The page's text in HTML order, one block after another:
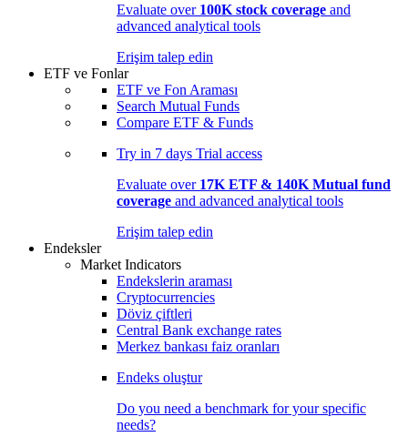
Evaluate over 100K stock coverage and
advanced analytical tools
Erişim talep edin
ETF ve Fonlar
ETF ve Fon Araması
Search Mutual Funds
Compare ETF & Funds
Try in 7 days Trial access
Evaluate over 17K ETF & 140K Mutual fund
coverage and advanced analytical tools
Erişim talep edin
Endeksler
Market Indicators
Endekslerin araması
Cryptocurrencies
Döviz çiftleri
Central Bank exchange rates
Merkez bankası faiz oranları
Endeks oluştur
Do you need a benchmark for your specific
needs?